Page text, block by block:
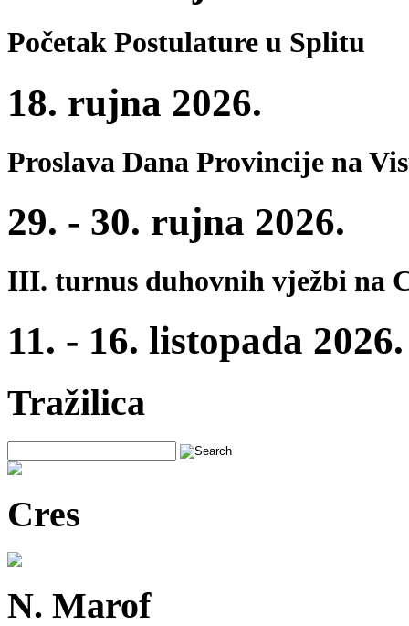
Početak Postulature u Splitu
18. rujna 2026.
Proslava Dana Provincije na
29. - 30. rujna 2026.
III. turnus duhovnih vježbi na
11. - 16. listopada 2026.
Tražilica
Cres
N. Marof